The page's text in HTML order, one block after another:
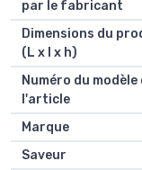
par le fabricant
Dimensions du
(L x l x h)
Numéro du modèle
l'article
Marque
Saveur